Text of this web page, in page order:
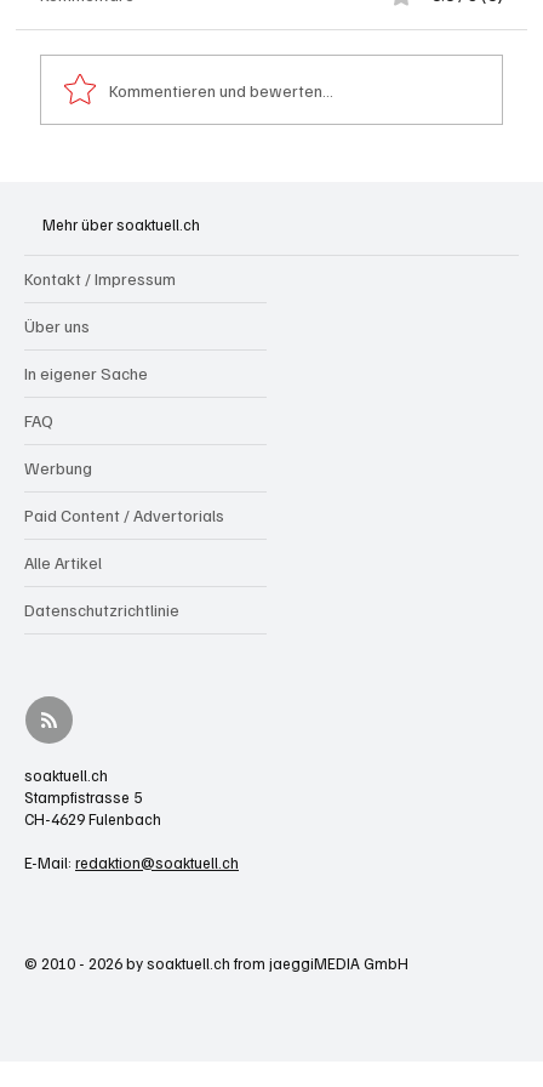
Drinks
Kommentieren und bewerten...
Mehr über soaktuell.ch
Kontakt / Impressum
Über uns
In eigener Sache
FAQ
Werbung
Paid Content / Advertorials
Alle Artikel
Datenschutzrichtlinie
soaktuell.ch
Stampfistrasse 5
CH-4629 Fulenbach
E-Mail: redaktion@soaktuell.ch
© 2010 - 2026 by soaktuell.ch from jaeggiMEDIA GmbH